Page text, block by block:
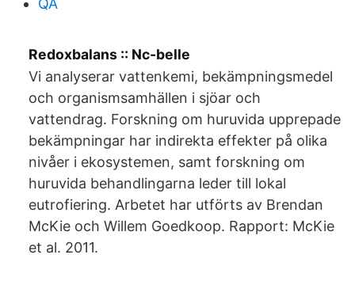
QA
Redoxbalans :: Nc-belle
Vi analyserar vattenkemi, bekämpnings­medel
och organism­samhällen i sjöar och
vattendrag. Forskning om huruvida upprepade
bekämpningar har indirekta effekter på olika
nivåer i ekosystemen, samt forskning om
huruvida behandlingarna leder till lokal
eutrofiering. Arbetet har utförts av Brendan
McKie och Willem Goedkoop. Rapport: McKie
et al. 2011.